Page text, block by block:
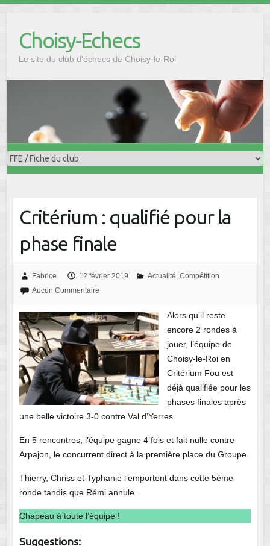
contentChoisy-Echecs
Le site du club d'échecs de Choisy-le-Roi
Critérium : qualifié pour la
phase finale
Fabrice 12 février 2019 Actualité, Compétition
Aucun Commentaire
Alors qu’il reste
encore 2 rondes à
jouer, l’équipe de
Choisy-le-Roi en
Critérium Fou est
déjà qualifiée pour les
phases finales après
une belle victoire 3-0 contre Val d’Yerres.
En 5 rencontres, l’équipe gagne 4 fois et fait nulle contre
Arpajon, le concurrent direct à la première place du Groupe.
Thierry, Chriss et Typhanie l’emportent dans cette 5ème
ronde tandis que Rémi annule.
Chapeau à toute l’équipe !
Suggestions: